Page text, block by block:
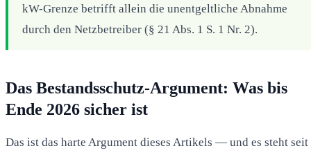
kW-Grenze betrifft allein die unentgeltliche Abnahme
durch den Netzbetreiber (§ 21 Abs. 1 S. 1 Nr. 2).
Das Bestandsschutz-Argument: Was bis
Ende 2026 sicher ist
Das ist das harte Argument dieses Artikels — und es steht seit